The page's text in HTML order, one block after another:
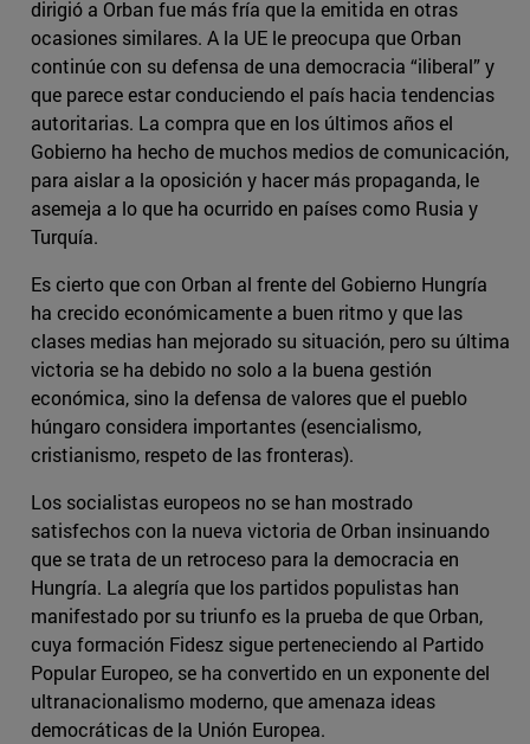
dirigió a Orban fue más fría que la emitida en otras
ocasiones similares. A la UE le preocupa que Orban
continúe con su defensa de una democracia “iliberal” y
que parece estar conduciendo el país hacia tendencias
autoritarias. La compra que en los últimos años el
Gobierno ha hecho de muchos medios de comunicación,
para aislar a la oposición y hacer más propaganda, le
asemeja a lo que ha ocurrido en países como Rusia y
Turquía.
Es cierto que con Orban al frente del Gobierno Hungría
ha crecido económicamente a buen ritmo y que las
clases medias han mejorado su situación, pero su última
victoria se ha debido no solo a la buena gestión
económica, sino la defensa de valores que el pueblo
húngaro considera importantes (esencialismo,
cristianismo, respeto de las fronteras).
Los socialistas europeos no se han mostrado
satisfechos con la nueva victoria de Orban insinuando
que se trata de un retroceso para la democracia en
Hungría. La alegría que los partidos populistas han
manifestado por su triunfo es la prueba de que Orban,
cuya formación Fidesz sigue perteneciendo al Partido
Popular Europeo, se ha convertido en un exponente del
ultranacionalismo moderno, que amenaza ideas
democráticas de la Unión Europea.